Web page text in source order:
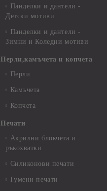
Панделки и дантели -
Детски мотиви
Панделки и дантели -
Зимни и Коледни мотиви
Перли,камъчета и копчета
Перли
Камъчета
Копчета
Печати
Акрилни блокчета и
ръкохватки
Силиконови печати
Гумени печати